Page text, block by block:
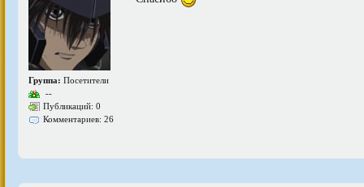
Группа: Посетители
--
Публикаций: 0
Комментариев: 26